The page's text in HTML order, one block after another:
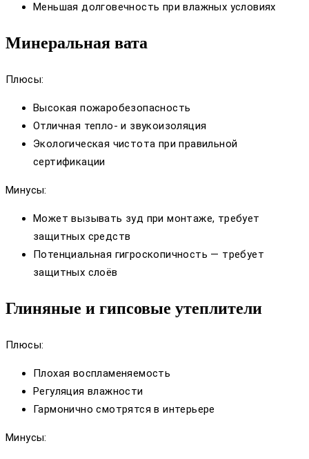
Меньшая долговечность при влажных условиях
Минеральная вата
Плюсы:
Высокая пожаробезопасность
Отличная тепло- и звукоизоляция
Экологическая чистота при правильной
сертификации
Минусы:
Может вызывать зуд при монтаже, требует
защитных средств
Потенциальная гигроскопичность — требует
защитных слоёв
Глиняные и гипсовые утеплители
Плюсы:
Плохая воспламеняемость
Регуляция влажности
Гармонично смотрятся в интерьере
Минусы: